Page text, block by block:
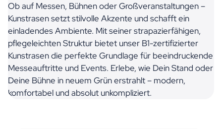
Ob auf Messen, Bühnen oder Großveranstaltungen –
Kunstrasen setzt stilvolle Akzente und schafft ein
einladendes Ambiente. Mit seiner strapazierfähigen,
pflegeleichten Struktur bietet unser B1-zertifizierter
Kunstrasen die perfekte Grundlage für beeindruckende
Messeauftritte und Events. Erlebe, wie Dein Stand oder
Deine Bühne in neuem Grün erstrahlt – modern,
komfortabel und absolut unkompliziert.